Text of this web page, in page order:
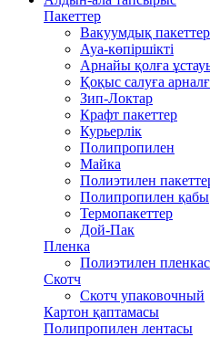
Пакеттер
Вакуумдық пакеттер
Ауа-көпіршікті
Арнайы қолға
Қоқыс салуға
Зип-Локтар
Крафт пакеттер
Курьерлік
Полипропилен
Майка
Полиэтилен
Полипропилен қабы
Термопакеттер
Дой-Пак
Пленка
Полиэтилен
Скотч
Скотч упаковочный
Картон қаптамасы
Полипропилен лентасы